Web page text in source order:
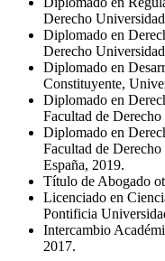
Derecho
Diplomado en
Derecho
Diplomado en
Constituyente,
Diplomado en
Facultad de
Diplomado en
Facultad de
España, 2019.
Título de Abogado
Licenciado en
Pontificia
Intercambio
2017.